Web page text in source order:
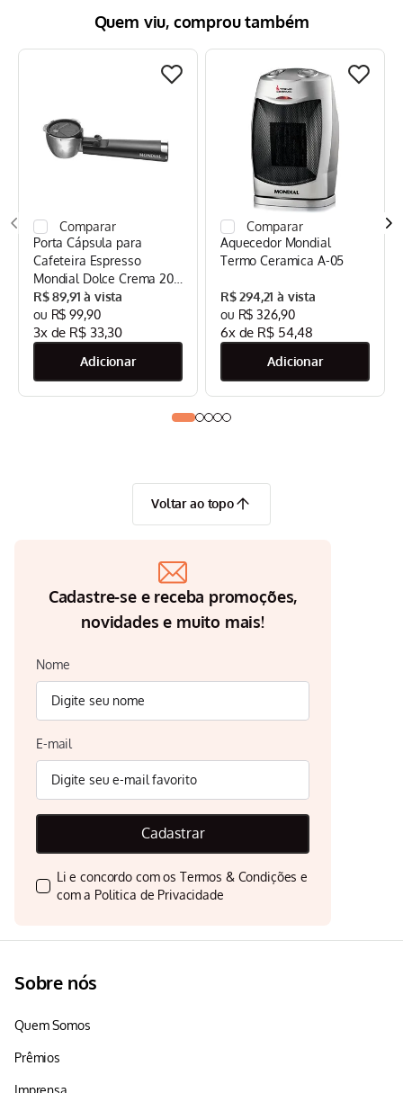
Quem viu, comprou também
Porta Cápsula para
Cafeteira Espresso
Mondial Dolce Crema 20
Bar Mondial Preto/Inox -
CPC-DG
R$ 89,91
R$ 99,90
3x de R$ 33,30
Aquecedor Mondial
Termo Ceramica A-05
R$ 294,21
R$ 326,90
6x de R$ 54,48
Voltar ao topo
Cadastre-se e receba promoções,
novidades e muito mais!
Nome
E-mail
Cadastrar
Li e concordo com os Termos & Condições e
com a Politica de Privacidade
Sobre nós
Quem Somos
Prêmios
Imprensa